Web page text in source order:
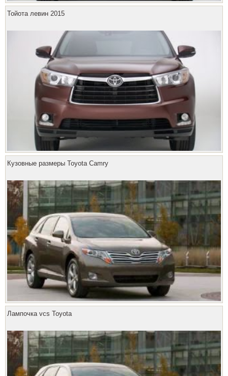
Тойота левин 2015
Кузовные размеры Toyota Camry
Лампочка vcs Toyota